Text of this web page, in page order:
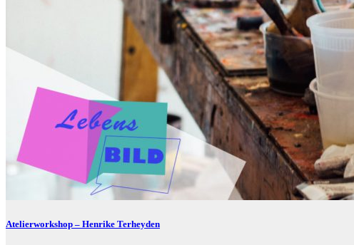
Atelierworkshop – Henrike Terheyden